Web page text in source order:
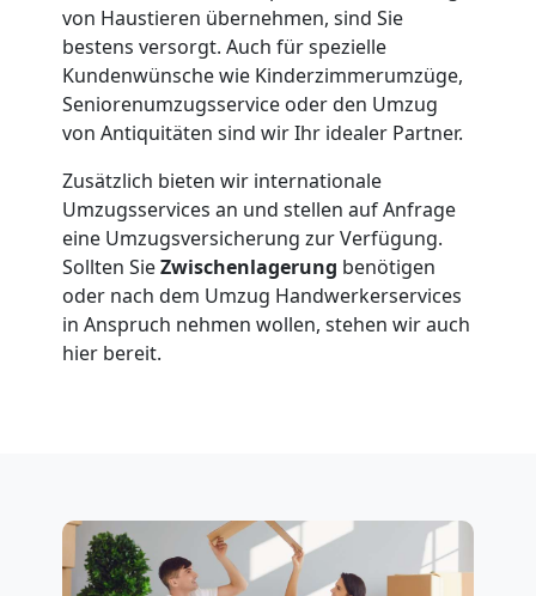
von Haustieren übernehmen, sind Sie
bestens versorgt. Auch für spezielle
Kundenwünsche wie Kinderzimmerumzüge,
Seniorenumzugsservice oder den Umzug
von Antiquitäten sind wir Ihr idealer Partner.
Zusätzlich bieten wir internationale
Umzugsservices an und stellen auf Anfrage
eine Umzugsversicherung zur Verfügung.
Sollten SieZwischenlagerung benötigen
oder nach dem Umzug Handwerkerservices
in Anspruch nehmen wollen, stehen wir auch
hier bereit.
LKW
Möbellift
Leonding
Übersiedlung
Leonding